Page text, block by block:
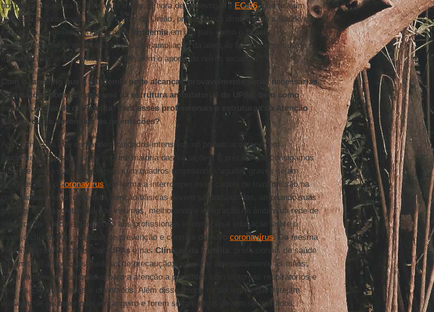
hospitalar seja para a atenção primária. É hora de se revogar a EC 95, que fixa um
teto para as despesas orçamentárias da União, prejudicando diretamente a Saúde e a
Educação. Como responder a uma pandemiaem um país como o Brasil,
demandando leitos de terapia intensiva e ampliação da atenção básica, em mais de 6
mil municípios e 26 estados e no
DF, sem o aporte de novos recursos?
Com o tamanho que a pandemia pode alcançar, provavelmente serão necessárias
internações domésticas e uso da estrutura ambulatorial de UPAs, bem como
equipes de Saúde da Família. Para esses profissionais e estruturas da Atenção
Básica, quais devem ser as orientações?
As internações que demandem cuidados intensivos só podem acontecer em
ambientes hospitalares, na enorme maioria das situações. É preciso que consigamos
atuar de forma que os pacientes com quadros respiratórios agudos graves sejam
testados para o coronavírus , de forma a interromper essa cadeia de transmissão na
comunidade. As unidades de atenção básicas devem ser fortalecidas, ampliando suas
equipes e a disponibilidade de insumos, melhorando a integração no âmbito da rede de
serviços de saúde e garantindo aos profissionais informação e educação sobre o
manejo clínico e as medidas de prevenção e controle do novo coronavírus. Da mesma
forma que nos hospitais, nas
UPAse nasClínicas da Família
, profissionais de saúde
devem utilizar todas as medidas de precaução; higienizar adequadamente as mãos;
definir ambientes adequados para a atenção a pacientes com sintomas respiratórios e
usar os EPI adequados e orientados. Além disso, todos os pacientes que estejam
voltando de qualquer país estrangeiro e forem sintomáticos devem ser testados.